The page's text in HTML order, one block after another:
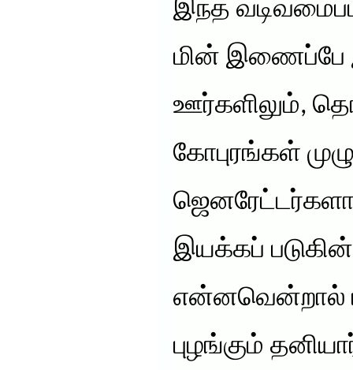
இந்த
மின் இணைப்பே
ஊர்களிலும்,
கோபுரங்கள்
இயக்கப்
என்னவென்றால்
புழங்கும்